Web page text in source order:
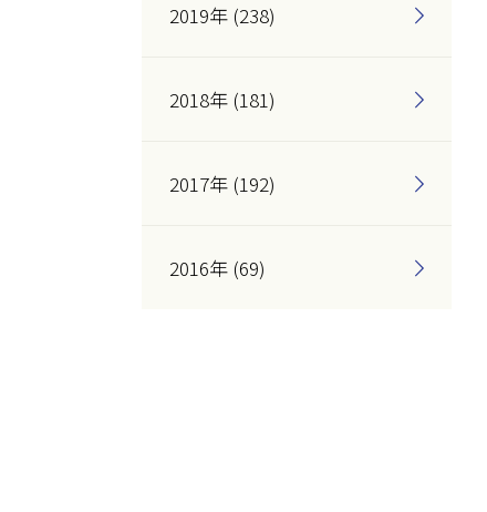
2019年 (238)
2018年 (181)
2017年 (192)
2016年 (69)